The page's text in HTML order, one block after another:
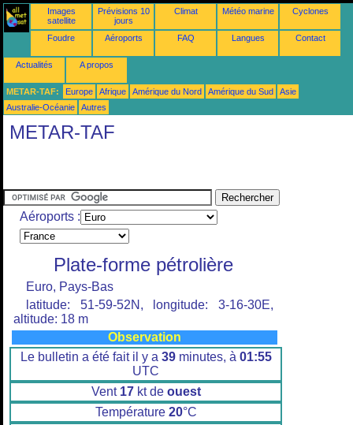
Images
satellite
Prévisions 10
jours
Climat Météo marine Cyclones
Foudre Aéroports FAQ Langues Contact
Actualités A propos
METAR-TAF: Europe Afrique Amérique du Nord Amérique du Sud
Asie
Australie-Océanie
Autres
METAR-TAF
Aéroports :
Plate-forme pétrolière
Euro, Pays-Bas
latitude: 51-59-52N, longitude: 3-16-30E,
altitude: 18 m
Observation
Le bulletin a été fait il y a 39minutes, à 01:55
UTC
Vent 17kt de ouest
Température 20°C